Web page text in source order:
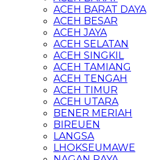
ACEH BARAT DAYA
ACEH BESAR
ACEH JAYA
ACEH SELATAN
ACEH SINGKIL
ACEH TAMIANG
ACEH TENGAH
ACEH TIMUR
ACEH UTARA
BENER MERIAH
BIREUEN
LANGSA
LHOKSEUMAWE